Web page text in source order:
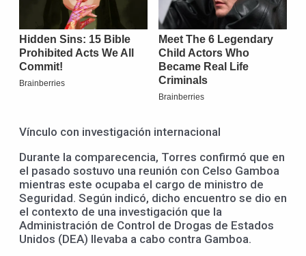
Vínculo con investigación internacional
Durante la comparecencia, Torres confirmó que en
el pasado sostuvo una reunión con Celso Gamboa
mientras este ocupaba el cargo de ministro de
Seguridad. Según indicó, dicho encuentro se dio en
el contexto de una investigación que la
Administración de Control de Drogas de Estados
Unidos (DEA) llevaba a cabo contra Gamboa.